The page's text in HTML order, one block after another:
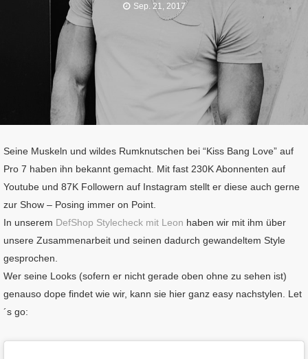
Sep. 21, 2017
Seine Muskeln und wildes Rumknutschen bei “Kiss Bang Love” auf
Pro 7 haben ihn bekannt gemacht. Mit fast 230K Abonnenten auf
Youtube und 87K Followern auf Instagram stellt er diese auch gerne
zur Show – Posing immer on Point.
In unserem DefShop Stylecheck mit Leon haben wir mit ihm über
unsere Zusammenarbeit und seinen dadurch gewandeltem Style
gesprochen.
Wer seine Looks (sofern er nicht gerade oben ohne zu sehen ist)
genauso dope findet wie wir, kann sie hier ganz easy nachstylen. Let
´s go: